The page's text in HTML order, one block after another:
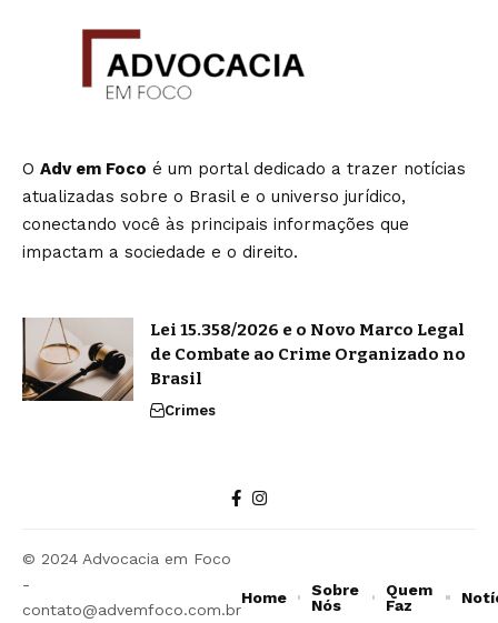
O Adv em Foco é um portal dedicado a trazer notícias
atualizadas sobre o Brasil e o universo jurídico,
conectando você às principais informações que
impactam a sociedade e o direito.
Lei 15.358/2026 e o Novo Marco Legal
de Combate ao Crime Organizado no
Brasil
Crimes
© 2024 Advocacia em Foco
-
contato@advemfoco.com.br
Home
Sobre
Nós
Quem
Faz